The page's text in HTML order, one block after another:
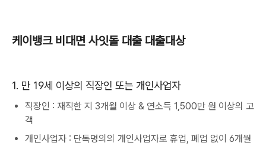
케이뱅크 비대면 사잇돌 대출 대출대상
1. 만 19세 이상의 직장인 또는 개인사업자
직장인 : 재직한 지 3개월 이상 & 연소득 1,500만 원 이상의 고
객
개인사업자 : 단독명의의 개인사업자로 휴업, 폐업 없이 6개월